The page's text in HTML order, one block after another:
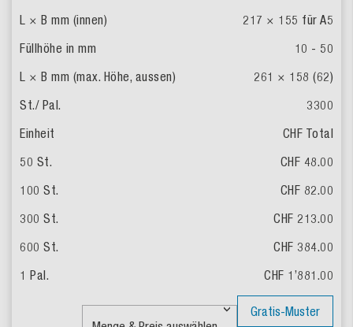
217 × 155 für A5
10 - 50
261 × 158 (62)
3300
CHF Total
CHF 48.00
CHF 82.00
CHF 213.00
CHF 384.00
CHF 1’881.00
Gratis-Muster